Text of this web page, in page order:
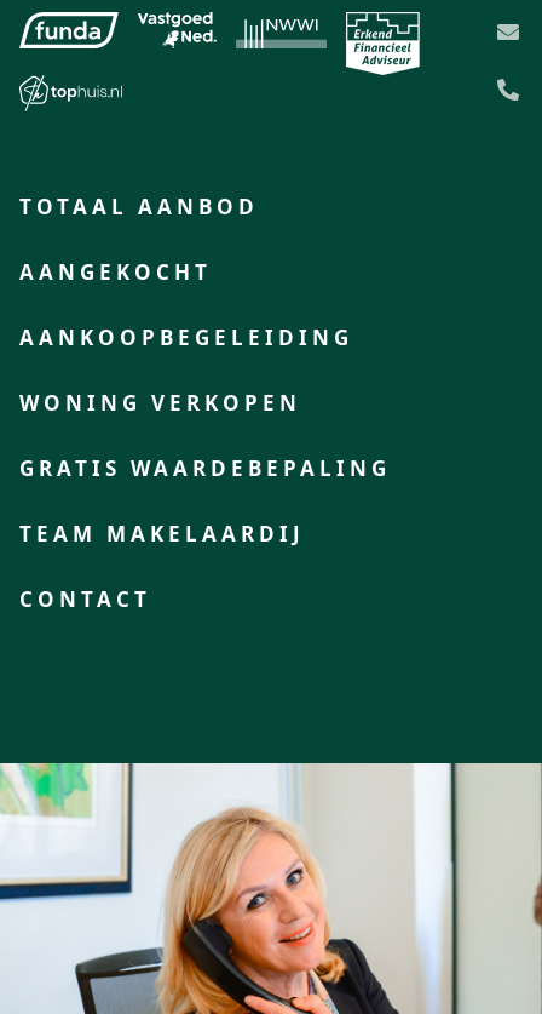
TOTAAL AANBOD
AANGEKOCHT
AANKOOPBEGELEIDING
WONING VERKOPEN
GRATIS WAARDEBEPALING
TEAM MAKELAARDIJ
CONTACT